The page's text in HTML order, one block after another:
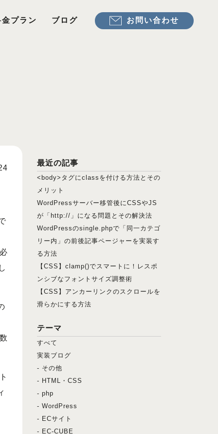
金プラン ブログ お問い合わせ
最近の記事
<body>タグにclassを付ける方法とその
メリット
WordPressサーバー移管後にCSSやJS
が「http://」になる問題とその解決法
WordPressのsingle.phpで「同一カテゴ
リー内」の前後記事ページャーを実装す
る方法
【CSS】clamp()でスマートに！レスポ
ンシブなフォントサイズ調整術
【CSS】アンカーリンクのスクロールを
滑らかにする方法
テーマ
すべて
実装ブログ
- その他
- HTML・CSS
- php
- WordPress
- ECサイト
- EC-CUBE